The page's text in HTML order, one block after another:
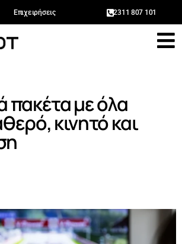
Επιχειρήσεις 2311 807 101
πακέτα με όλα
κινητό και